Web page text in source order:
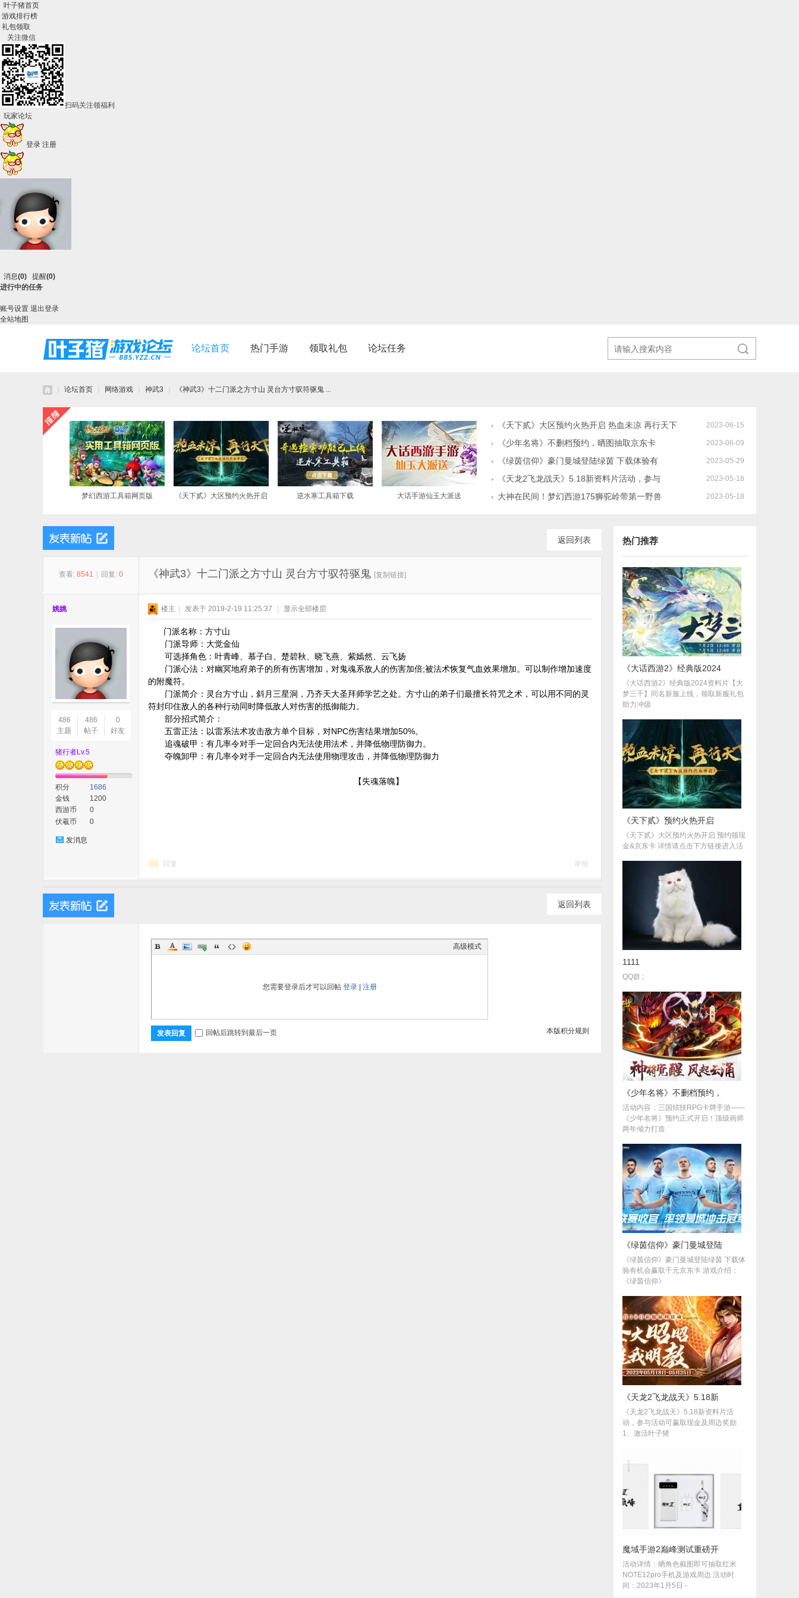
叶子猪首页
游戏排行榜
礼包领取
关注微信
扫码关注领福利
玩家论坛
登录 注册
消息(0) 提醒(0)
进行中的任务
账号设置 退出登录
全站地图
论坛首页 热门手游 领取礼包 论坛任务
戏
论坛首页
›
网络游戏
›
神武3
›
《神武3》十二门派之方寸山 灵台方寸驭符驱鬼 ...
梦幻西游工具箱网页版 《天下贰》大区预约火热开启 逆水寒工具箱下载 大话手游仙玉大派送
《天下贰》大区预约火热开启 热血未凉 再行天下 2023-06-15
《少年名将》不删档预约，晒图抽取京东卡 2023-06-09
《绿茵信仰》豪门曼城登陆绿茵 下载体验有 2023-05-29
《天龙2飞龙战天》5.18新资料片活动，参与 2023-05-18
大神在民间！梦幻西游175狮驼岭带第一野兽 2023-05-18
返回列表
查看: 8541 回复: 0 《神武3》十二门派之方寸山 灵台方寸驭符驱鬼 [复制链接]
姚姚
486
主题
486
帖子
0
好友
猪行者Lv.5
积分
1686
金钱
1200
西游币
0
伏羲币
0
发消息
楼主 发表于 2019-2-19 11:25:37 显示全部楼层
门派名称：方寸山
门派导师：大觉金仙
可选择角色：叶青峰、慕子白、楚碧秋、晓飞燕、紫嫣然、云飞扬
门派心法：对幽冥地府弟子的所有伤害增加，对鬼魂系敌人的伤害加倍;被法术恢复气血效果增加。可以制作增加速度
的附魔符。
门派简介：灵台方寸山，斜月三星洞，乃齐天大圣拜师学艺之处。方寸山的弟子们最擅长符咒之术，可以用不同的灵
符封印住敌人的各种行动同时降低敌人对伤害的抵御能力。
部分招式简介：
五雷正法：以雷系法术攻击敌方单个目标，对NPC伤害结果增加50%。
追魂破甲：有几率令对手一定回合内无法使用法术，并降低物理防御力。
夺魄卸甲：有几率令对手一定回合内无法使用物理攻击，并降低物理防御力
【失魂落魄】
回复 举报
返回列表
高级模式
您需要登录后才可以回帖 登录| 注册
本版积分规则
发表回复 回帖后跳转到最后一页
热门推荐
《大话西游2》经典版2024
《大话西游2》经典版2024资料片【大
梦三千】同名新服上线，领取新服礼包
助力冲级
《天下贰》预约火热开启
《天下贰》大区预约火热开启 预约领现
金&京东卡 详情请点击下方链接进入活
1111
QQ群 ;
《少年名将》不删档预约，
活动内容：三国炫技RPG卡牌手游——
《少年名将》预约正式开启！顶级画师
两年倾力打造
《绿茵信仰》豪门曼城登陆
《绿茵信仰》豪门曼城登陆绿茵 下载体
验有机会赢取千元京东卡 游戏介绍：
《绿茵信仰》
《天龙2飞龙战天》5.18新
《天龙2飞龙战天》5.18新资料片活
动，参与活动可赢取现金及周边奖励
1、激活叶子猪
魔域手游2巅峰测试重磅开
活动详情：晒角色截图即可抽取红米
NOTE12pro手机及游戏周边 活动时
间：2023年1月5日 -